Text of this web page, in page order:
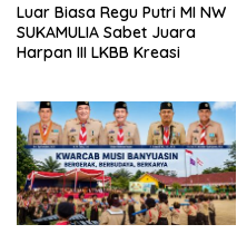
Luar Biasa Regu Putri MI NW
SUKAMULIA Sabet Juara
Harpan III LKBB Kreasi